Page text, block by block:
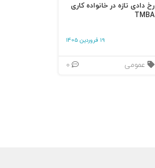
رخ دادی تازه در خانواده کاری
TMBA
19 فروردین 1405
عمومی